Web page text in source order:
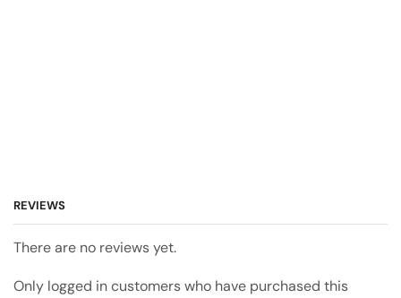
REVIEWS
There are no reviews yet.
Only logged in customers who have purchased this